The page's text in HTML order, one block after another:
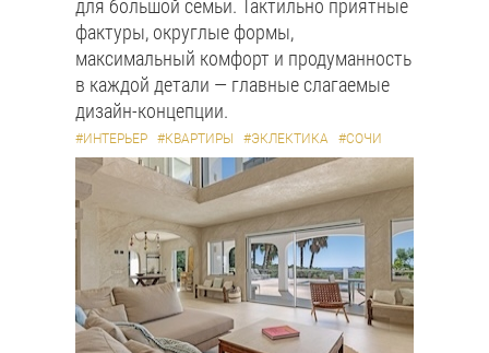
для большой семьи. Тактильно приятные
фактуры, округлые формы,
максимальный комфорт и продуманность
в каждой детали — главные слагаемые
дизайн-концепции.
#ИНТЕРЬЕР #КВАРТИРЫ #ЭКЛЕКТИКА #СОЧИ